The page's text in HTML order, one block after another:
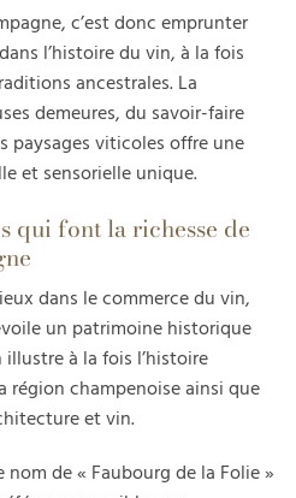
c’est donc emprunter
l’histoire du vin, à la fois
ancestrales. La
demeures, du savoir-faire
paysages viticoles offre une
et sensorielle unique.
qui font la richesse de
dans le commerce du vin,
un patrimoine historique
à la fois l’histoire
région champenoise ainsi que
et vin.
de « Faubourg de la Folie »